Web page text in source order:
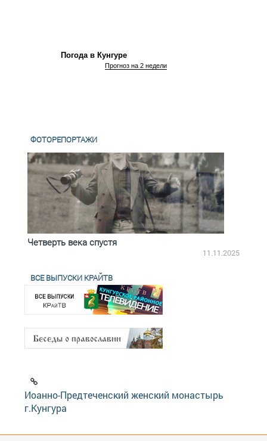
Погода в Кунгуре
Прогноз на 2 недели
ФОТОРЕПОРТАЖИ
Четверть века спустя
11.11.2025
ВСЕ ВЫПУСКИ КРАЙТВ
Иоанно-Предтеченский женский монастырь
г.Кунгура